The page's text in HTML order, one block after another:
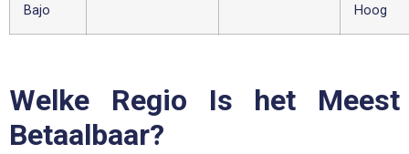
Bajo
Hoog
Welke Regio Is het Meest
Betaalbaar?